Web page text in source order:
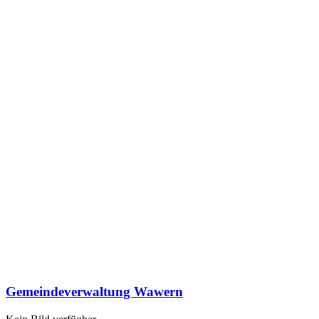
Gemeindeverwaltung Wawern